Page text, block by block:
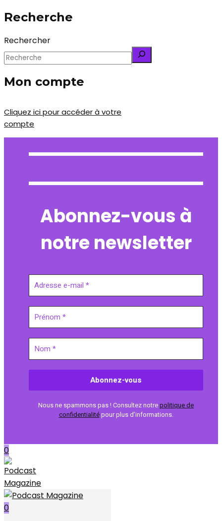
Recherche
Rechercher
Mon compte
Cliquez ici pour accéder à votre
compte
Abonnez-vous à
notre newsletter
Nous ne spammons pas ! Consultez notrepolitique de
confidentialitépour plus d’informations.
0
0